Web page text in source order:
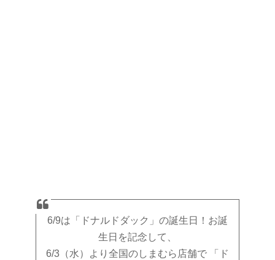
6/9は「ドナルドダック」の誕生日！お誕
生日を記念して、
6/3（水）より全国のしまむら店舗で 「ド